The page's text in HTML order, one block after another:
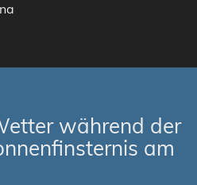
während der
am